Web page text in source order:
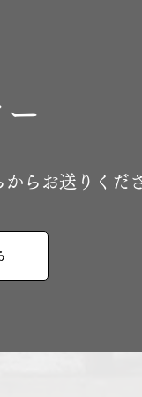
ー
らお送りくだ